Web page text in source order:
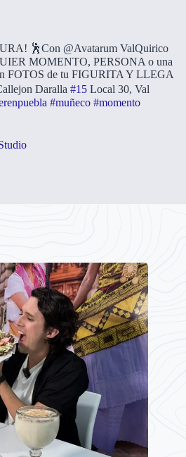
🕺Con @Avatarum ValQuirico
MOMENTO, PERSONA o una
FOTOS de tu FIGURITA Y LLEGA
Daralla #15 Local 30, Val
#muñeco #momento